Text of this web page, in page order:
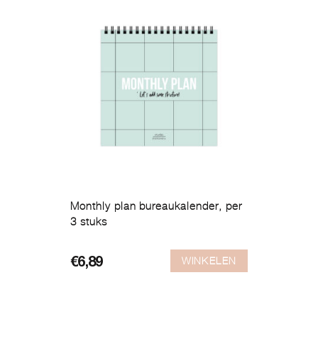
Monthly plan bureaukalender, per
3 stuks
€6,89 WINKELEN